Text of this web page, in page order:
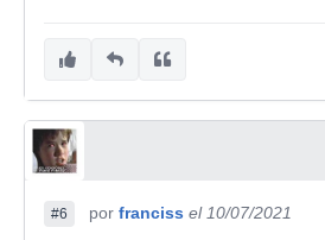
#6 por franciss el 10/07/2021